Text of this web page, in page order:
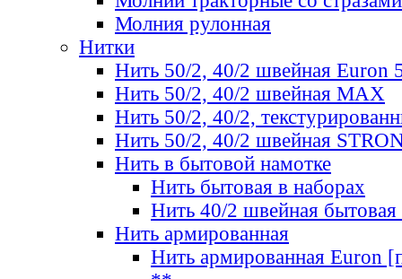
Молния рулонная
Нитки
Нить 50/2, 40/2 швейная Euron
Нить 50/2, 40/2 швейная МАХ
Нить 50/2, 40/2,
Нить 50/2, 40/2 швейная
Нить в бытовой намотке
Нить бытовая в наборах
Нить 40/2 швейная бытовая
Нить армированная
Нить армированная Euron